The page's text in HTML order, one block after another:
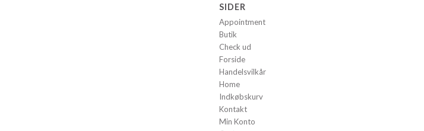
SIDER
Appointment
Butik
Check ud
Forside
Handelsvilkår
Home
Indkøbskurv
Kontakt
Min Konto